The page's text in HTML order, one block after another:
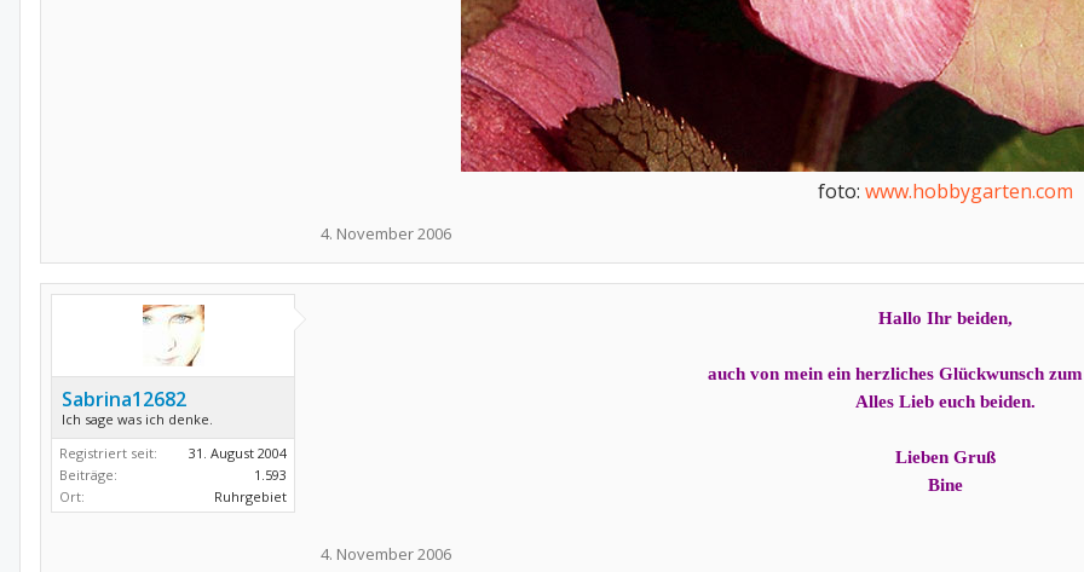
foto: www.hobbygarten.com
4. November 2006
Sabrina12682
Ich sage was ich denke.
Registriert seit:
31. August 2004
Beiträge:
1.593
Ort:
Ruhrgebiet
Hallo Ihr beiden,
auch von mein ein herzliches Glückwunsch
Alles Lieb euch beiden.
Lieben Gruß
Bine
4. November 2006